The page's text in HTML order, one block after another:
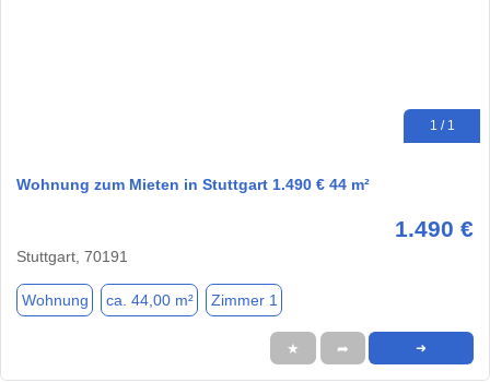
1 / 1
Wohnung zum Mieten in Stuttgart 1.490 € 44 m²
1.490 €
Stuttgart, 70191
Wohnung ca. 44,00 m² Zimmer 1
★ ➦ ➜